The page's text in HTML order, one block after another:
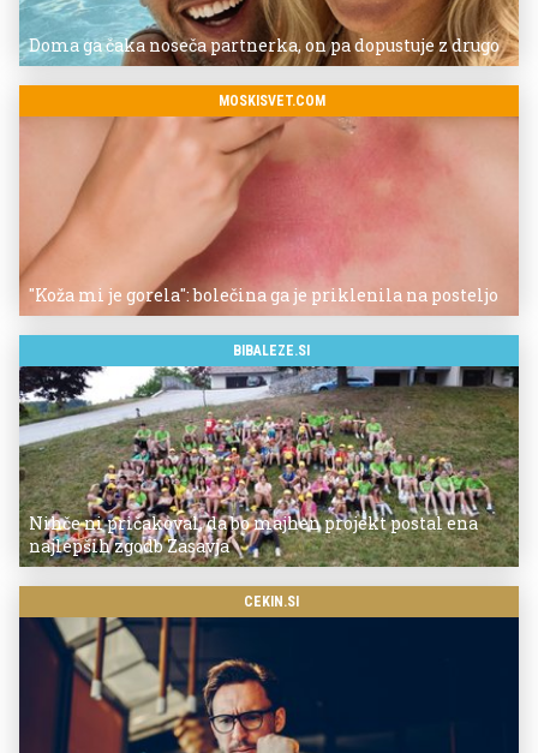
Doma ga čaka noseča partnerka, on pa dopustuje z drugo
MOSKISVET.COM
"Koža mi je gorela": bolečina ga je priklenila na posteljo
BIBALEZE.SI
Nihče ni pričakoval, da bo majhen projekt postal ena
najlepših zgodb Zasavja
CEKIN.SI